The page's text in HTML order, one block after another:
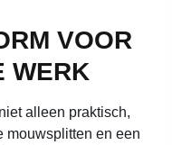
VOOR
WERK
alleen praktisch,
mouwsplitten en een